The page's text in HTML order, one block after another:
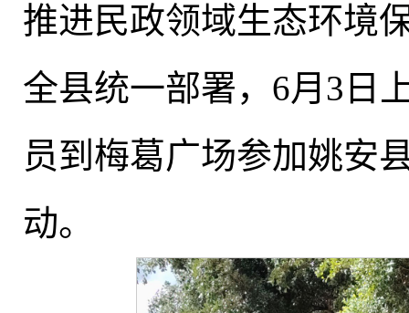
推进民政领域生态环境
全县统一部署，6月3日
员到梅葛广场参加姚安
动。